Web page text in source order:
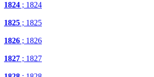
1824 ; 1824
1825 ; 1825
1826 ; 1826
1827 ; 1827